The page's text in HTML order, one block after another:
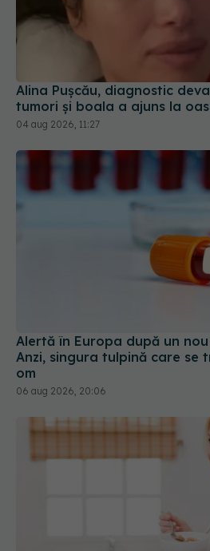
Alina Pușcău, diagnostic
tumori și boala a ajuns la
04 aug 2026, 11:27
Alertă în Europa după un
Anzi, singura tulpină care se
om
06 aug 2026, 20:06